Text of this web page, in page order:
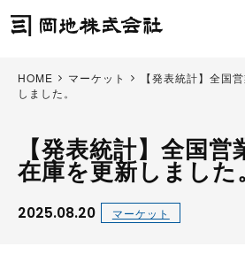
HOME マーケット
【発表統計】全国
しました。
【発表統計】全国
在庫を更新しました
2025.08.20 マーケット